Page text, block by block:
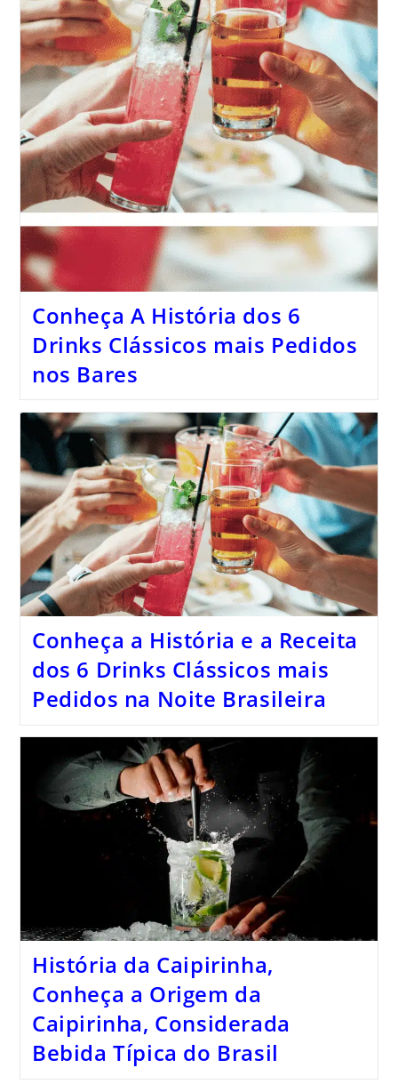
Conheça A História dos 6
Drinks Clássicos mais Pedidos
nos Bares
Conheça a História e a Receita
dos 6 Drinks Clássicos mais
Pedidos na Noite Brasileira
História da Caipirinha,
Conheça a Origem da
Caipirinha, Considerada
Bebida Típica do Brasil